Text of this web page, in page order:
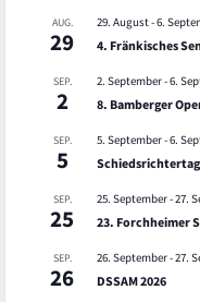
AUG.
29
29. August-6.
4. Fränkisches
SEP.
2
2. September-6.
8. Bamberger
SEP.
5
5. September-6.
SEP.
25
25. September-27.
23. Forchheimer
SEP.
26
26. September-27.
DSSAM 2026